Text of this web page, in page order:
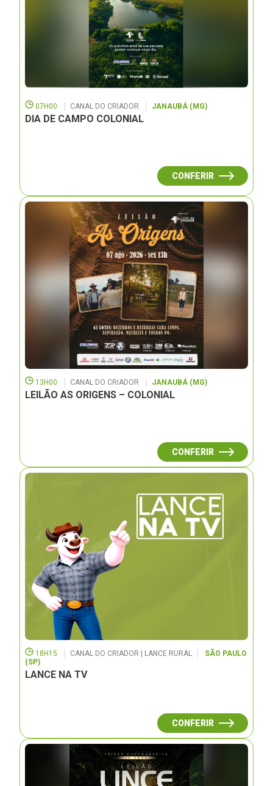
07H00 CANAL DO CRIADOR JANAUBÁ (MG)
DIA DE CAMPO COLONIAL
CONFERIR
13H00 CANAL DO CRIADOR JANAUBÁ (MG)
LEILÃO AS ORIGENS – COLONIAL
CONFERIR
18H15 CANAL DO CRIADOR | LANCE RURAL
SÃO PAULO
(SP)
LANCE NA TV
CONFERIR